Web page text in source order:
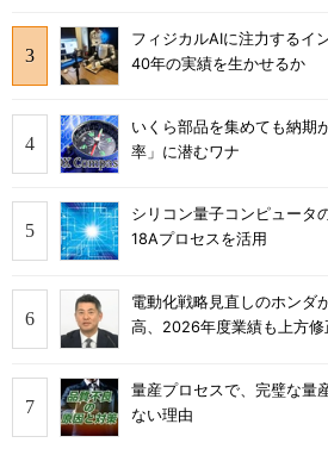
フィジカルAIに注力するイ
40年の実績を生かせるか
いくら部品を集めても納期
率」に潜むワナ
シリコン量子コンピュータ
18Aプロセスを活用
電動化戦略見直しのホンダ
高、2026年度業績も上方修
量産プロセスで、完璧な量
ない理由